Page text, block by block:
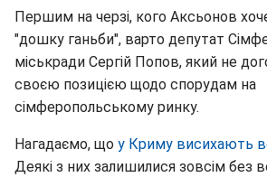
Першим на черзі, кого Аксьонов
"дошку ганьби", варто депутат
міськради Сергій Попов, який не
своєю позицією щодо спорудам на
сімферопольському ринку.
Нагадаємо, що у Криму висихають
Деякі з них залишилися зовсім без